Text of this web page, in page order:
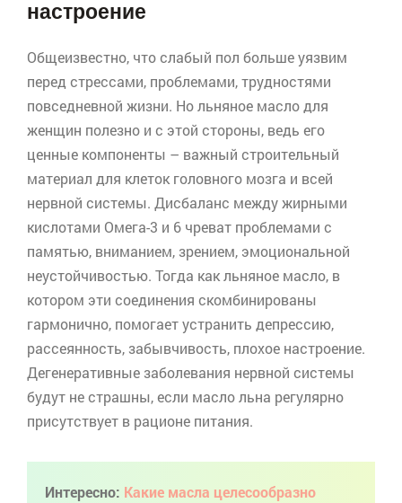
настроение
Общеизвестно, что слабый пол больше уязвим
перед стрессами, проблемами, трудностями
повседневной жизни. Но льняное масло для
женщин полезно и с этой стороны, ведь его
ценные компоненты – важный строительный
материал для клеток головного мозга и всей
нервной системы. Дисбаланс между жирными
кислотами Омега-3 и 6 чреват проблемами с
памятью, вниманием, зрением, эмоциональной
неустойчивостью. Тогда как льняное масло, в
котором эти соединения скомбинированы
гармонично, помогает устранить депрессию,
рассеянность, забывчивость, плохое настроение.
Дегенеративные заболевания нервной системы
будут не страшны, если масло льна регулярно
присутствует в рационе питания.
Интересно: Какие масла целесообразно